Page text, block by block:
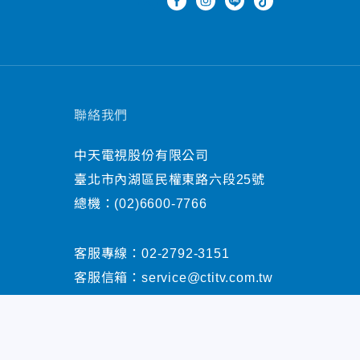
聯絡我們
中天電視股份有限公司
臺北市內湖區民權東路六段25號
總機： (02)6600-7766
客服專線： 02-2792-3151
客服信箱： service@ctitv.com.tw